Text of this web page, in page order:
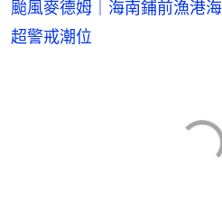
颱風麥德姆｜海南鋪前漁港
超警戒潮位